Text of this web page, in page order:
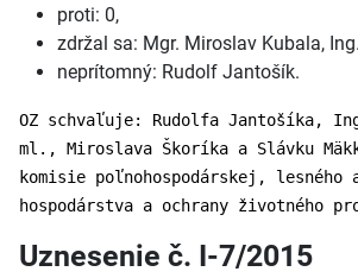
proti: 0,
zdržal sa: Mgr. Miroslav Kubala,
neprítomný: Rudolf Jantošík.
OZ schvaľuje: Rudolfa Jantošíka,
ml., Miroslava Škoríka a Slávku
komisie poľnohospodárskej, lesného
hospodárstva a ochrany životného
Uznesenie č. I-7/2015